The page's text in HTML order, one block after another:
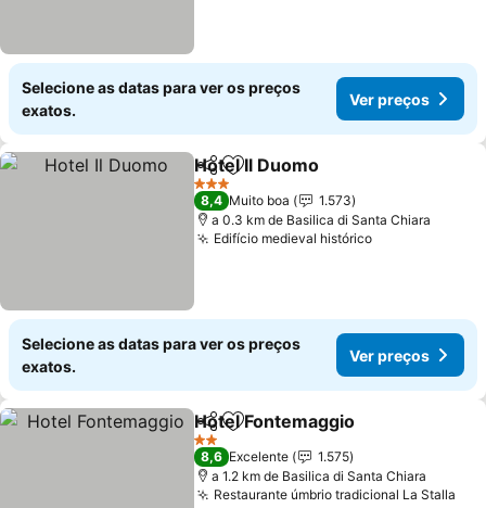
Selecione as datas para ver os preços
exatos.
Ver preços
PartilharAdicionar aos favoritos
Hotel Il Duomo
3 Estrelas
8,4 Muito boa
1.573
a 0.3 km de Basilica di Santa Chiara
Edifício medieval históricoVer preços
Selecione as datas para ver os preços
exatos.
Ver preços
PartilharAdicionar aos favoritos
Hotel Fontemaggio
2 Estrelas
8,6 Excelente
1.575
a 1.2 km de Basilica di Santa Chiara
Restaurante úmbrio tradicional La Stalla